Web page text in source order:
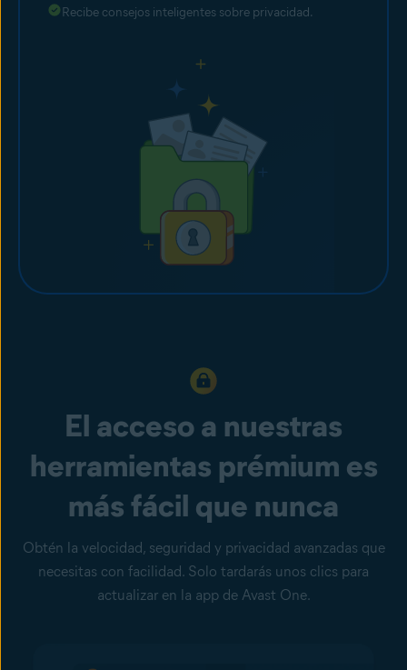
Recibe consejos inteligentes sobre privacidad.
El acceso a nuestras
herramientas prémium es
más fácil que nunca
Obtén la velocidad, seguridad y privacidad avanzadas que
necesitas con facilidad. Solo tardarás unos clics para
actualizar en la app de Avast One.